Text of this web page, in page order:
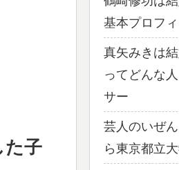
た子
基本プロフ
真矢みきは
ってどんな
サー
芸人のいぜ
ら東京都立